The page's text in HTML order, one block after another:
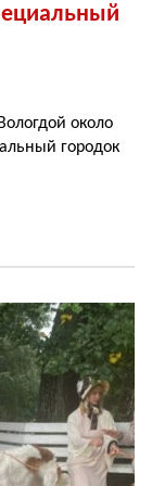
около
городок